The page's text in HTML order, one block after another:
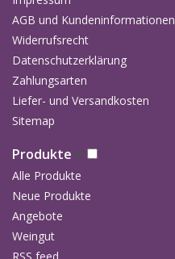
AGB und Kundeninformationen
Widerrufsrecht
Datenschutzerklärung
Zahlungsarten
Liefer- und Versandkosten
Sitemap
Produkte
Alle Produkte
Neue Produkte
Angebote
Weingut